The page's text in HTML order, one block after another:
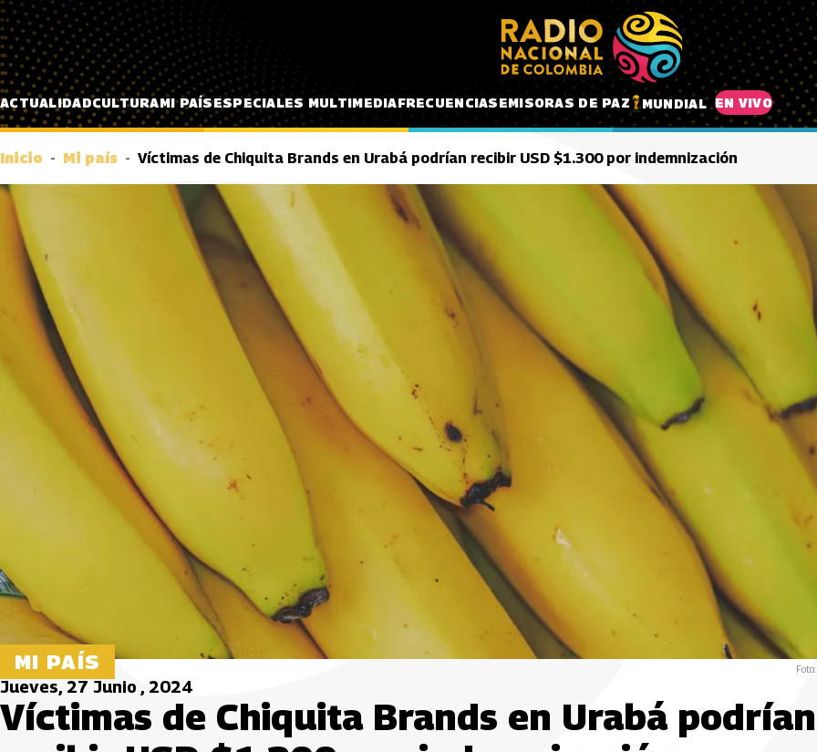
Pasar al contenido principal
ACTUALIDADCULTURAMI PAÍSESPECIALES MULTIMEDIAFRECUENCIASEMISORAS DE PAZ MUNDIAL EN VIVO
Inicio Mi país Víctimas de Chiquita Brands en Urabá podrían recibir USD $1.300 por indemnización
MI PAÍS
Jueves, 27 Junio , 2024
Víctimas de Chiquita Brands en Urabá podrían